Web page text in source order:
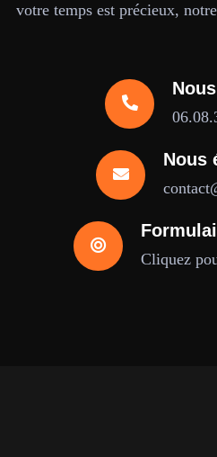
votre temps est précieux,
Nous
Cliquez